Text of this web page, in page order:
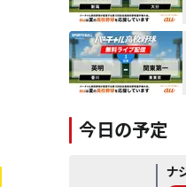
今日の予定
ナ